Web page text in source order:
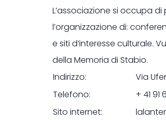
L’associazione si occupa
l’organizzazione di:
e siti d’interesse culturale.
della Memoria di Stabio.
Indirizzo:
Via
Telefono:
+ 41 91
Sito internet: